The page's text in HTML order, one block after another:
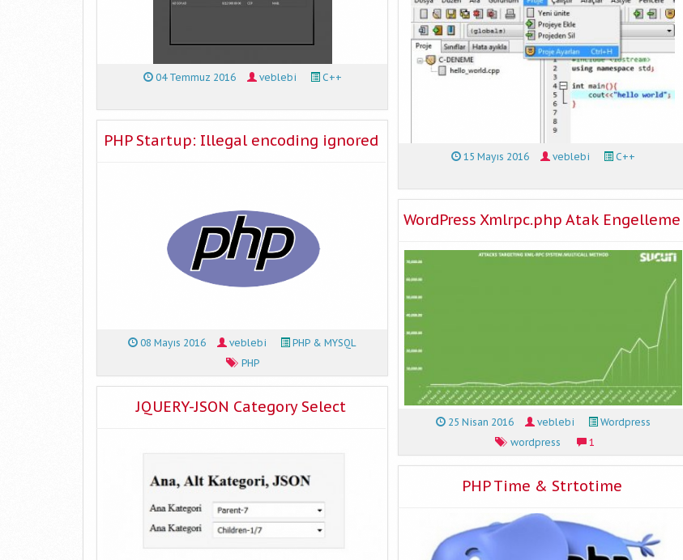
04 Temmuz 2016 veblebi C++
PHP Startup: Illegal encoding ignored
08 Mayıs 2016 veblebi
PHP & MYSQL
PHP
JQUERY-JSON Category Select
15 Mayıs 2016 veblebi C++
WordPress Xmlrpc.php Atak Engelleme
25 Nisan 2016 veblebi
Wordpress
wordpress
1
PHP Time & Strtotime